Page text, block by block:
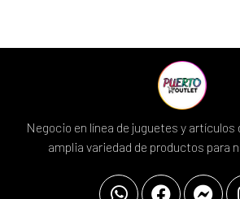
Negocio en línea de juguetes y
amplia variedad de productos para